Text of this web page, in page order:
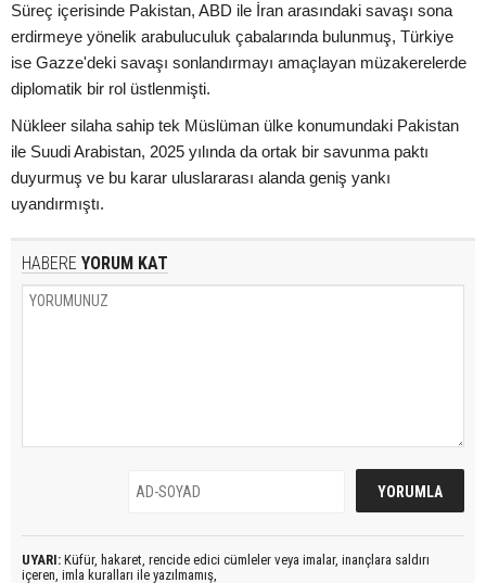
Süreç içerisinde Pakistan, ABD ile İran arasındaki savaşı sona
erdirmeye yönelik arabuluculuk çabalarında bulunmuş, Türkiye
ise Gazze'deki savaşı sonlandırmayı amaçlayan müzakerelerde
diplomatik bir rol üstlenmişti.
Nükleer silaha sahip tek Müslüman ülke konumundaki Pakistan
ile Suudi Arabistan, 2025 yılında da ortak bir savunma paktı
duyurmuş ve bu karar uluslararası alanda geniş yankı
uyandırmıştı.
HABERE YORUM KAT
UYARI: Küfür, hakaret, rencide edici cümleler veya imalar, inançlara saldırı
içeren, imla kuralları ile yazılmamış,